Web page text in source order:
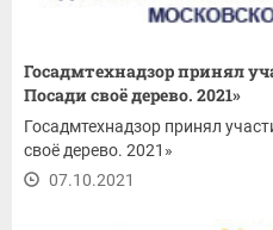
Госадмтехнадзор принял
Посади своё дерево. 2021»
Госадмтехнадзор принял
своё дерево. 2021»
07.10.2021